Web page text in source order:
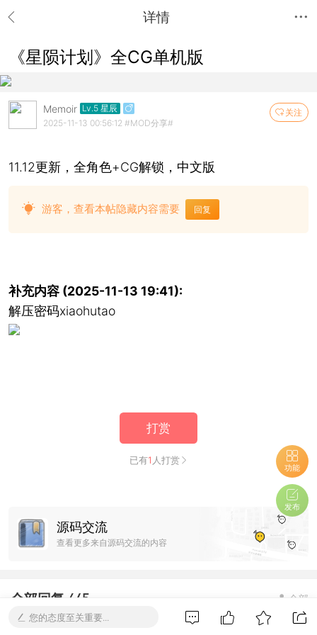
详情
《星陨计划》全CG单机版
关注
Memoir Lv.5 星辰
2025-11-13 00:56:12 #MOD分享#
11.12更新，全角色+CG解锁，中文版
游客，查看本帖隐藏内容需要 回复
补充内容 (2025-11-13 19:41):
解压密码xiaohutao
打赏
已有1 人打赏
源码交流
查看更多来自源码交流的内容
全部回复 645 全部
您的态度至关重要...
功能
发布